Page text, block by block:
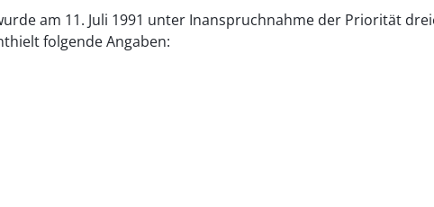
am 11. Juli 1991 unter Inanspruchnahme der Priorität
folgende Angaben: